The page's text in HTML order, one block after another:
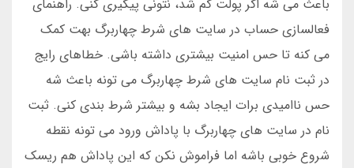
باعث می شه اگر پولت گم شد، نتونی پیگیری کنی. راهنمای
فعالسازی حساب در سایت های شرط چهاربرگ بهت کمک
می کنه تا حس امنیت بیشتری داشته باشی. خطاهای رایج
در ثبت نام سایت های شرط چهاربرگ می تونه باعث شه
حس ناامیدی برات ایجاد بشه و بیشتر شرط بندی کنی. ثبت
نام در سایت های چهاربرگ با پاداش ورود می تونه نقطه
شروع خوبی باشه اما فراموش نکن که این پاداش هم ریسک